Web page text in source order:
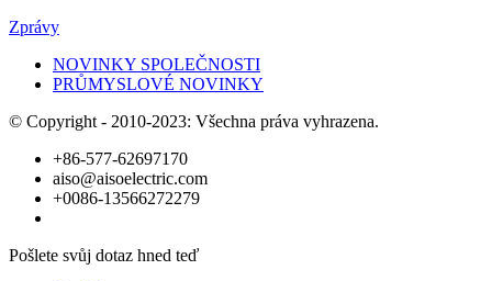
Zprávy
NOVINKY SPOLEČNOSTI
PRŮMYSLOVÉ NOVINKY
© Copyright - 2010-2023: Všechna práva vyhrazena.
+86-577-62697170
aiso@aisoelectric.com
+0086-13566272279
Pošlete svůj dotaz hned teď